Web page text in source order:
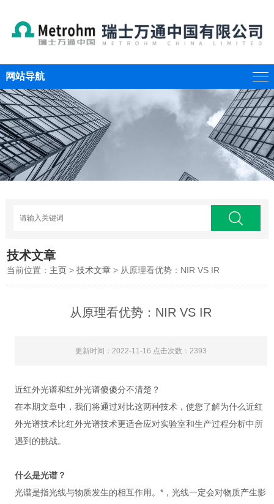
网站导航
技术文章
当前位置： 主页 >技术文章 > 从原理看优势：NIR VS IR
从原理看优势：NIR VS IR
更新时间：2022-11-16 点击次数：2393
近红外光谱和红外光谱傻傻分不清楚？
在本期文章中，我们将通过对比这两种技术，使您了解为什么近红
外光谱技术比红外光谱技术更适合应对实验室和生产过程分析中所
遇到的挑战。
什么是光谱？
光谱是指光线与物质发生的相互作用。*，光线一定会对物质产生影